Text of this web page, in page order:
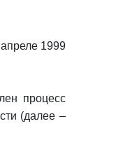
1999
процесс
(далее –